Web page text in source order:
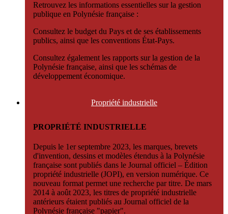
Retrouvez les informations essentielles sur la gestion
publique en Polynésie française :
Consultez le budget du Pays et de ses établissements
publics, ainsi que les conventions État-Pays.
Consultez également les rapports sur la gestion de la
Polynésie française, ainsi que les schémas de
développement économique.
Propriété industrielle
PROPRIÉTÉ INDUSTRIELLE
Depuis le 1er septembre 2023, les marques, brevets
d'invention, dessins et modèles étendus à la Polynésie
française sont publiés dans le Journal officiel – Édition
propriété industrielle (JOPI), en version numérique. Ce
nouveau format permet une recherche par titre. De mars
2014 à août 2023, les titres de propriété industrielle
antérieurs étaient publiés au Journal officiel de la
Polynésie française "papier".